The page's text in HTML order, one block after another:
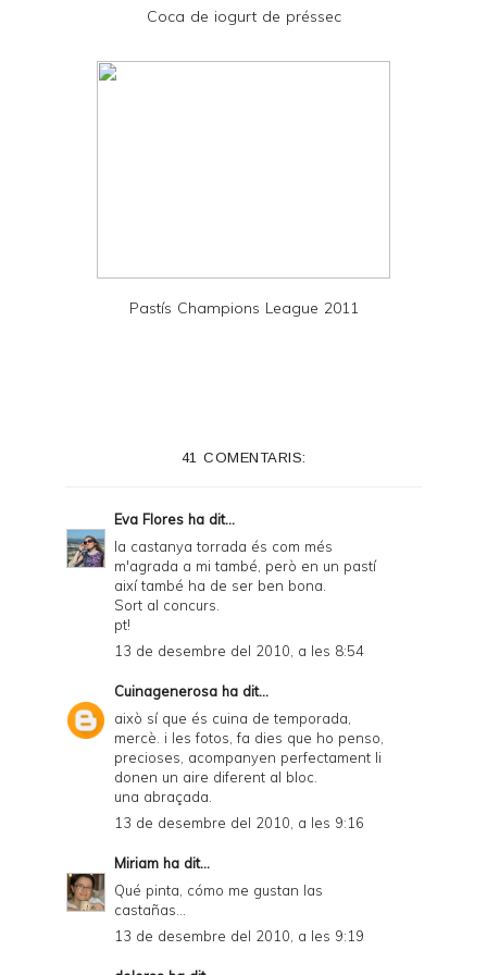
Coca de iogurt de préssec
Pastís Champions League 2011
41 COMENTARIS:
Eva Flores ha dit...
la castanya torrada és com més
m'agrada a mi també, però en un pastí
així també ha de ser ben bona.
Sort al concurs.
pt!
13 de desembre del 2010, a les 8:54
Cuinagenerosa ha dit...
això sí que és cuina de temporada,
mercè. i les fotos, fa dies que ho penso,
precioses, acompanyen perfectament li
donen un aire diferent al bloc.
una abraçada.
13 de desembre del 2010, a les 9:16
Miriam ha dit...
Qué pinta, cómo me gustan las
castañas...
13 de desembre del 2010, a les 9:19